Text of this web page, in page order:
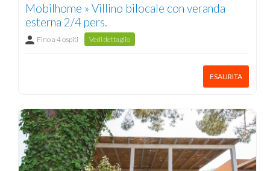
Mobilhome » Villino bilocale con veranda
esterna 2/4 pers.
Fino a 4 ospiti Vedi dettaglio
ESAURITA